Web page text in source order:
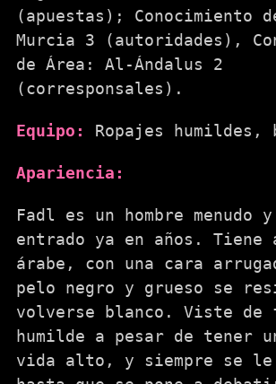
(apuestas); Conocimiento
Murcia 3 (autoridades),
de Área: Al-Ándalus 2
(corresponsales).
Equipo: Ropajes humildes,
Apariencia:
Fadl es un hombre menudo
entrado ya en años. Tiene
árabe, con una cara
pelo negro y grueso se
volverse blanco. Viste de
humilde a pesar de tener
vida alto, y siempre se le